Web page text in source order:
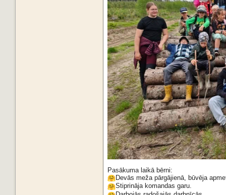
Pasākuma laikā bērni:
Devās meža pārgājienā, būvēja
Stiprināja komandas garu.